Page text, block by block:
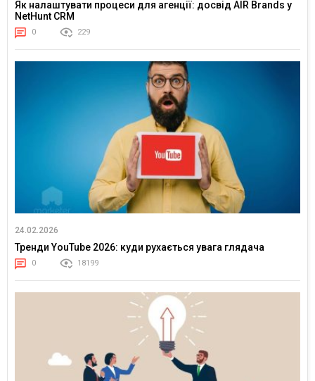
Як налаштувати процеси для агенції: досвід AIR Brands у
NetHunt CRM
0 229
24.02.2026
Тренди YouTube 2026: куди рухається увага глядача
0 18199